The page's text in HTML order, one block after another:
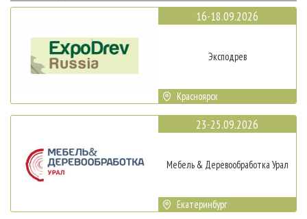
16-18.09.2026
Эксподрев
Красноярск
23-25.09.2026
Мебель & Деревообработка Урал
Екатеринбург